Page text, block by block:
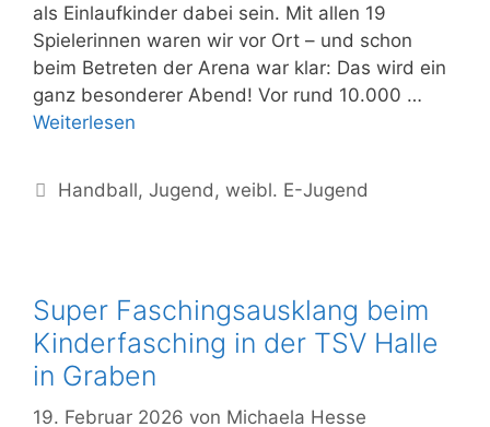
als Einlaufkinder dabei sein. Mit allen 19
Spielerinnen waren wir vor Ort – und schon
beim Betreten der Arena war klar: Das wird ein
ganz besonderer Abend! Vor rund 10.000 …
Weiterlesen
Handball,Jugend ,weibl. E-Jugend
Super Faschingsausklang beim
Kinderfasching in der TSV Halle
in Graben
19. Februar 2026 von Michaela Hesse